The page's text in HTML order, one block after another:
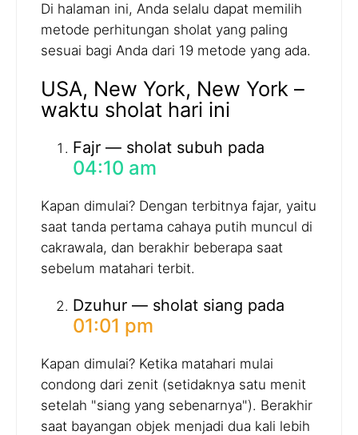
Di halaman ini, Anda selalu dapat memilih
metode perhitungan sholat yang paling
sesuai bagi Anda dari 19 metode yang ada.
USA, New York, New York –
waktu sholat hari ini
Fajr — sholat subuh pada
04:10 am
Kapan dimulai? Dengan terbitnya fajar, yaitu
saat tanda pertama cahaya putih muncul di
cakrawala, dan berakhir beberapa saat
sebelum matahari terbit.
Dzuhur — sholat siang pada
01:01 pm
Kapan dimulai? Ketika matahari mulai
condong dari zenit (setidaknya satu menit
setelah "siang yang sebenarnya"). Berakhir
saat bayangan objek menjadi dua kali lebih